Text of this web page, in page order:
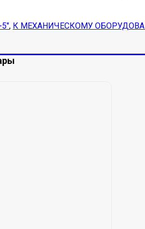
, К МЕХАНИЧЕСКОМУ